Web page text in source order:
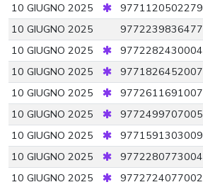
10 GIUGNO 2025
9771120502279
10 GIUGNO 2025
9772239836477
10 GIUGNO 2025
9772282430004
10 GIUGNO 2025
9771826452007
10 GIUGNO 2025
9772611691007
10 GIUGNO 2025
9772499707005
10 GIUGNO 2025
9771591303009
10 GIUGNO 2025
9772280773004
10 GIUGNO 2025
9772724077002